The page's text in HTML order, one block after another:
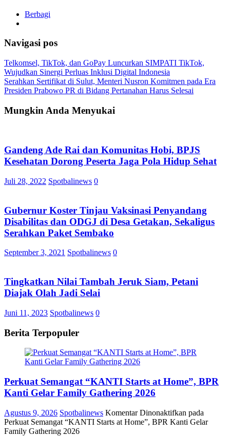
Berbagi
Navigasi pos
Telkomsel, TikTok, dan GoPay Luncurkan SIMPATI TikTok,
Wujudkan Sinergi Perluas Inklusi Digital Indonesia
Serahkan Sertifikat di Sulut, Menteri Nusron Komitmen pada Era
Presiden Prabowo PR di Bidang Pertanahan Harus Selesai
Mungkin Anda Menyukai
Gandeng Ade Rai dan Komunitas Hobi, BPJS
Kesehatan Dorong Peserta Jaga Pola Hidup Sehat
Juli 28, 2022 Spotbalinews 0
Gubernur Koster Tinjau Vaksinasi Penyandang
Disabilitas dan ODGJ di Desa Getakan, Sekaligus
Serahkan Paket Sembako
September 3, 2021 Spotbalinews 0
Tingkatkan Nilai Tambah Jeruk Siam, Petani
Diajak Olah Jadi Selai
Juni 11, 2023 Spotbalinews 0
Berita Terpopuler
Perkuat Semangat “KANTI Starts at Home”, BPR
Kanti Gelar Family Gathering 2026
Agustus 9, 2026 Spotbalinews Komentar Dinonaktifkan pada
Perkuat Semangat “KANTI Starts at Home”, BPR Kanti Gelar
Family Gathering 2026